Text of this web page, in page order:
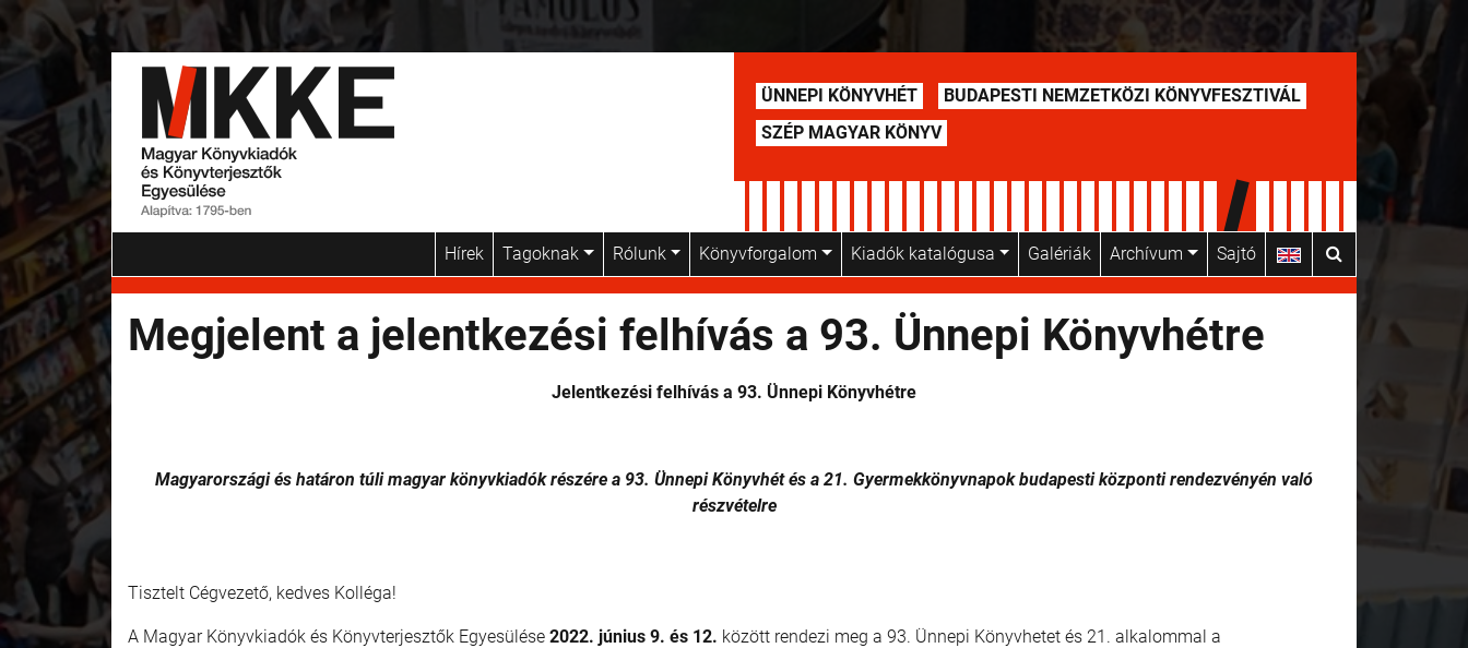
ÜNNEPI KÖNYVHÉT
BUDAPESTI NEMZETKÖZI KÖNYVFESZTIVÁL
SZÉP MAGYAR KÖNYV
Hírek Tagoknak Rólunk Könyvforgalom Kiadók katalógusa Galériák Archívum Sajtó
Megjelent a jelentkezési felhívás a 93. Ünnepi Könyvhétre
Jelentkezési felhívás a 93. Ünnepi Könyvhétre
Magyarországi és határon túli magyar könyvkiadók részére a 93. Ünnepi Könyvhét és a 21. Gyermekkönyvnapok budapesti központi rendezvényén való
részvételre
Tisztelt Cégvezető, kedves Kolléga!
A Magyar Könyvkiadók és Könyvterjesztők Egyesülése 2022. június 9. és 12. között rendezi meg a 93. Ünnepi Könyvhetet és 21. alkalommal a